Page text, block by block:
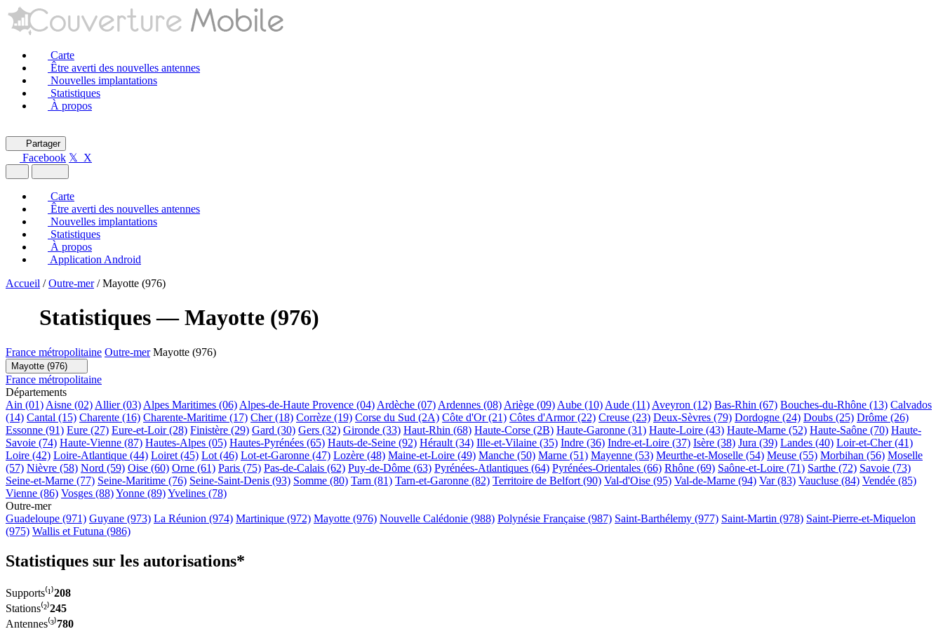
Carte
Être averti des nouvelles antennes
Nouvelles implantations
Statistiques
À propos
Partager
Facebook 𝕏 X
Carte
Être averti des nouvelles antennes
Nouvelles implantations
Statistiques
À propos
Application Android
Accueil / Outre-mer / Mayotte (976)
Statistiques — Mayotte (976)
France métropolitaine Outre-mer Mayotte (976)
Mayotte (976)
France métropolitaine
Départements
Ain (01) Aisne (02) Allier (03) Alpes Maritimes (06) Alpes-de-Haute Provence (04) Ardèche (07) Ardennes (08) Ariège (09) Aube (10) Aude (11) Aveyron (12) Bas-Rhin (67) Bouches-du-Rhône (13) Calvados
(14) Cantal (15) Charente (16) Charente-Maritime (17) Cher (18) Corrèze (19) Corse du Sud (2A) Côte d'Or (21) Côtes d'Armor (22) Creuse (23) Deux-Sèvres (79) Dordogne (24) Doubs (25) Drôme (26)
Essonne (91) Eure (27) Eure-et-Loir (28) Finistère (29) Gard (30) Gers (32) Gironde (33) Haut-Rhin (68) Haute-Corse (2B) Haute-Garonne (31) Haute-Loire (43) Haute-Marne (52) Haute-Saône (70) Haute-
Savoie (74) Haute-Vienne (87) Hautes-Alpes (05) Hautes-Pyrénées (65) Hauts-de-Seine (92) Hérault (34) Ille-et-Vilaine (35) Indre (36) Indre-et-Loire (37) Isère (38) Jura (39) Landes (40) Loir-et-Cher (41)
Loire (42) Loire-Atlantique (44) Loiret (45) Lot (46) Lot-et-Garonne (47) Lozère (48) Maine-et-Loire (49) Manche (50) Marne (51) Mayenne (53) Meurthe-et-Moselle (54) Meuse (55) Morbihan (56) Moselle
(57) Nièvre (58) Nord (59) Oise (60) Orne (61) Paris (75) Pas-de-Calais (62) Puy-de-Dôme (63) Pyrénées-Atlantiques (64) Pyrénées-Orientales (66) Rhône (69) Saône-et-Loire (71) Sarthe (72) Savoie (73)
Seine-et-Marne (77) Seine-Maritime (76) Seine-Saint-Denis (93) Somme (80) Tarn (81) Tarn-et-Garonne (82) Territoire de Belfort (90) Val-d'Oise (95) Val-de-Marne (94) Var (83) Vaucluse (84) Vendée (85)
Vienne (86) Vosges (88)Yonne (89)Yvelines (78)
Outre-mer
Guadeloupe (971) Guyane (973) La Réunion (974) Martinique (972) Mayotte (976) Nouvelle Calédonie (988) Polynésie Française (987) Saint-Barthélemy (977) Saint-Martin (978) Saint-Pierre-et-Miquelon
(975) Wallis et Futuna (986)
Statistiques sur les autorisations*
Supports⁽¹⁾208
Stations⁽²⁾245
Antennes⁽³⁾780